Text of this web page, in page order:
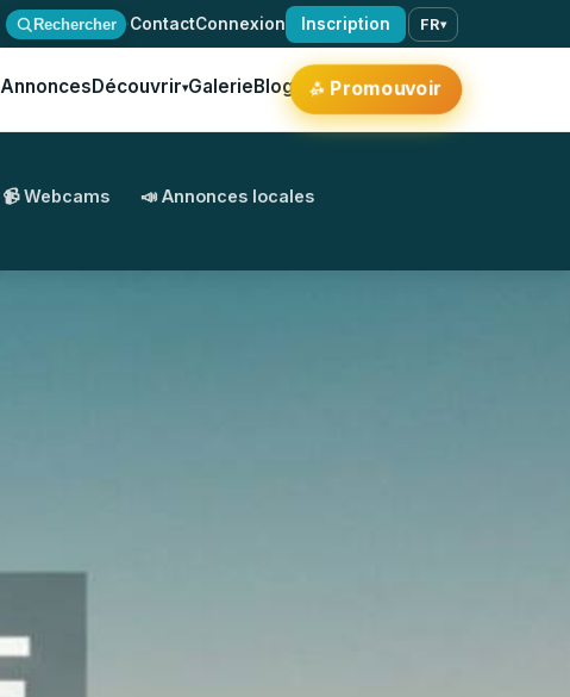
Rechercher ·ContactConnexion Inscription FR▾
AnnoncesDécouvrir▾GalerieBlog ✨Promouvoir
📹 Webcams 📣 Annonces locales